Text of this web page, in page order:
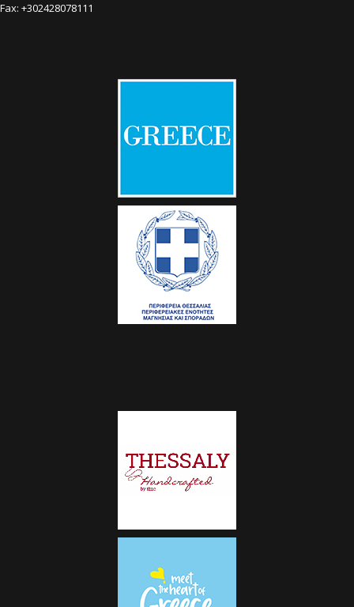
Fax: +302428078111